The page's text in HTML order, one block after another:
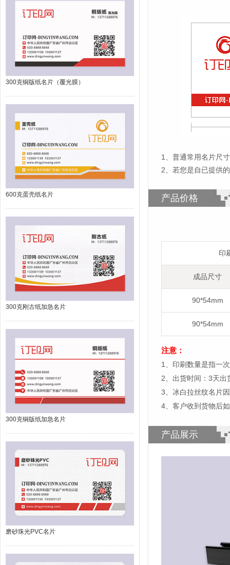
300克铜版纸名片（覆光膜）
600克蛋壳纸名片
300克刚古纸加急名片
300克铜版纸加急名片
磨砂珠光PVC名片
1
普通常用名片尺
2、若您是自已提供
产品价格
印
成品尺寸
90*54mm
90*54mm
注意：
1、印刷数量是指一
2、出货时间：3天出
3、冰白拉丝纹名片
4、客户收到货物后
产品展示